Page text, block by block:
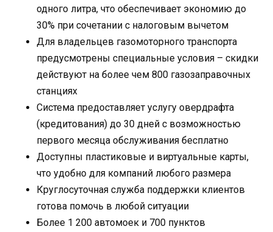
одного литра, что обеспечивает экономию до
30% при сочетании с налоговым вычетом
Для владельцев газомоторного транспорта
предусмотрены специальные условия – скидки
действуют на более чем 800 газозаправочных
станциях
Система предоставляет услугу овердрафта
(кредитования) до 30 дней с возможностью
первого месяца обслуживания бесплатно
Доступны пластиковые и виртуальные карты,
что удобно для компаний любого размера
Круглосуточная служба поддержки клиентов
готова помочь в любой ситуации
Более 1 200 автомоек и 700 пунктов